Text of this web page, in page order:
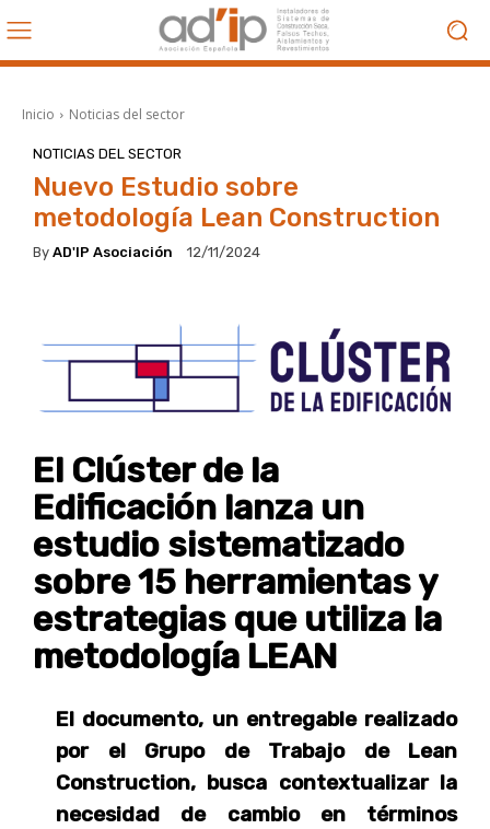
Inicio Noticias del sector
NOTICIAS DEL SECTOR
Nuevo Estudio sobre
metodología Lean Construction
By AD'IP Asociación 12/11/2024
El Clúster de la
Edificación lanza un
estudio sistematizado
sobre 15 herramientas y
estrategias que utiliza la
metodología LEAN
El documento, un entregable realizado
por el Grupo de Trabajo de Lean
Construction, busca contextualizar la
necesidad de cambio en términos